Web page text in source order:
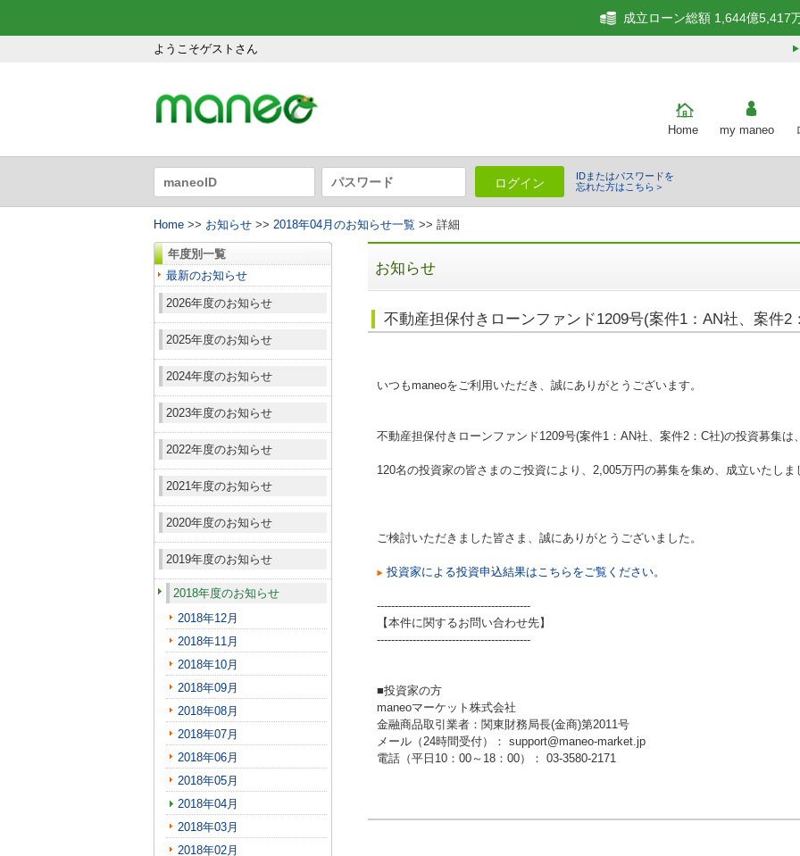
ようこそゲストさん
成立ローン総額 1,644億5,417
Home my maneo
ログイン
IDまたはパスワードを
忘れた方はこちら＞
Home >> お知らせ >> 2018年04月のお知らせ一覧 >> 詳細
年度別一覧
最新のお知らせ
2026年度のお知らせ
2025年度のお知らせ
2024年度のお知らせ
2023年度のお知らせ
2022年度のお知らせ
2021年度のお知らせ
2020年度のお知らせ
2019年度のお知らせ
2018年度のお知らせ
2018年12月
2018年11月
2018年10月
2018年09月
2018年08月
2018年07月
2018年06月
2018年05月
2018年04月
2018年03月
2018年02月
お知らせ
不動産担保付きローンファンド1209号(案件1：AN社、案件2
いつもmaneoをご利用いただき、誠にありがとうございます。
不動産担保付きローンファンド1209号(案件1：AN社、案件2：C社)の投資募集は
120名の投資家の皆さまのご投資により、2,005万円の募集を集め、成立いたしま
ご検討いただきました皆さま、誠にありがとうございました。
投資家による投資申込結果はこちらをご覧ください。
-------------------------------------------
【本件に関するお問い合わせ先】
-------------------------------------------
■投資家の方
maneoマーケット株式会社
金融商品取引業者：関東財務局長(金商)第2011号
メール（24時間受付）： support@maneo-market.jp
電話（平日10：00～18：00）： 03-3580-2171